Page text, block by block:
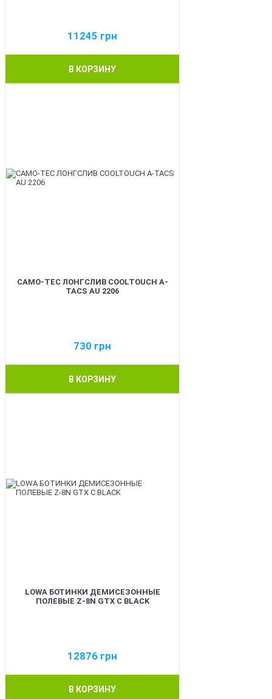
11245 грн
В КОРЗИНУ
CAMO-TEC ЛОНГСЛИВ COOLTOUCH A-
TACS AU 2206
730 грн
В КОРЗИНУ
LOWA БОТИНКИ ДЕМИСЕЗОННЫЕ
ПОЛЕВЫЕ Z-8N GTX C BLACK
12876 грн
В КОРЗИНУ